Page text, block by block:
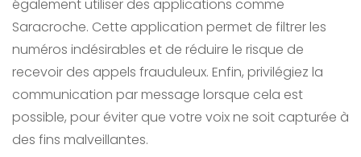
également utiliser des applications comme
Saracroche. Cette application permet de filtrer les
numéros indésirables et de réduire le risque de
recevoir des appels frauduleux. Enfin, privilégiez la
communication par message lorsque cela est
possible, pour éviter que votre voix ne soit capturée à
des fins malveillantes.